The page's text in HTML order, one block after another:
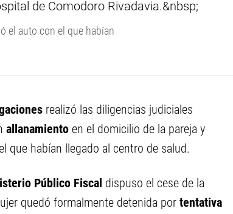
el auto con el que habían
realizó las diligencias judiciales
allanamiento en el domicilio de la pareja y
que habían llegado al centro de salud.
Público Fiscal dispuso el cese de la
quedó formalmente detenida por tentativa